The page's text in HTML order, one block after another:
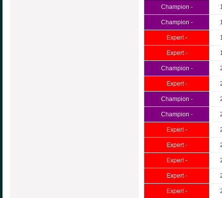
Champion -
Champion -
Expert -
Expert -
Champion -
Expert -
Champion -
Champion -
Expert -
Expert -
Expert -
Expert -
Expert -